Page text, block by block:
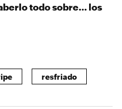
todo sobre… los
resfriado